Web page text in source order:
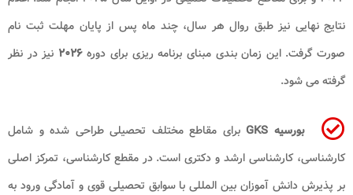
نتایج نهایی نیز طبق روال هر سال، چند ماه پس از پایان مهلت ثبت نام
صورت گرفت. این زمان بندی مبنای برنامه ریزی برای دوره۲۰۲۶ نیز در نظر
گرفته می شود.
بورسیه GKS
برای مقاطع مختلف تحصیلی طراحی شده و شامل
کارشناسی، کارشناسی ارشد و دکتری است. در مقطع کارشناسی، تمرکز اصلی
بر پذیرش دانش آموزان بین المللی با سوابق تحصیلی قوی و آمادگی ورود به